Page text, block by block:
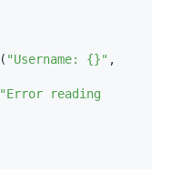
( "Username: {}" ,
"Error reading